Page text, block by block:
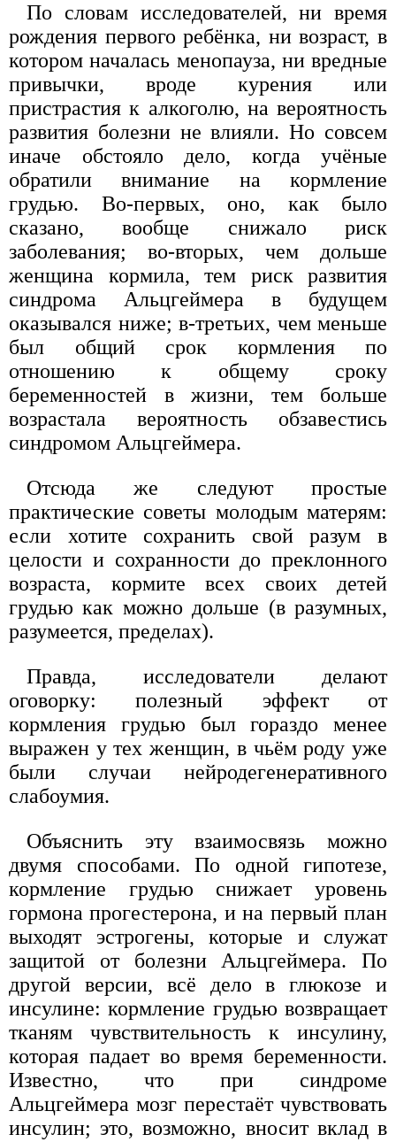
По словам исследователей, ни время
рождения первого ребёнка, ни возраст, в
котором началась менопауза, ни вредные
привычки, вроде курения или
пристрастия к алкоголю, на вероятность
развития болезни не влияли. Но совсем
иначе обстояло дело, когда учёные
обратили внимание на кормление
грудью. Во-первых, оно, как было
сказано, вообще снижало риск
заболевания; во-вторых, чем дольше
женщина кормила, тем риск развития
синдрома Альцгеймера в будущем
оказывался ниже; в-третьих, чем меньше
был общий срок кормления по
отношению к общему сроку
беременностей в жизни, тем больше
возрастала вероятность обзавестись
синдромом Альцгеймера.
Отсюда же следуют простые
практические советы молодым матерям:
если хотите сохранить свой разум в
целости и сохранности до преклонного
возраста, кормите всех своих детей
грудью как можно дольше (в разумных,
разумеется, пределах).
Правда, исследователи делают
оговорку: полезный эффект от
кормления грудью был гораздо менее
выражен у тех женщин, в чьём роду уже
были случаи нейродегенеративного
слабоумия.
Объяснить эту взаимосвязь можно
двумя способами. По одной гипотезе,
кормление грудью снижает уровень
гормона прогестерона, и на первый план
выходят эстрогены, которые и служат
защитой от болезни Альцгеймера. По
другой версии, всё дело в глюкозе и
инсулине: кормление грудью возвращает
тканям чувствительность к инсулину,
которая падает во время беременности.
Известно, что при синдроме
Альцгеймера мозг перестаёт чувствовать
инсулин; это, возможно, вносит вклад в